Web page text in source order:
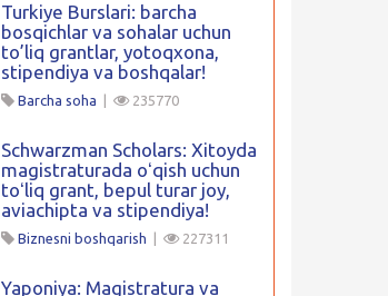
Turkiye Burslari: barcha
bosqichlar va sohalar uchun
to’liq grantlar, yotoqxona,
stipendiya va boshqalar!
Barcha soha 235770
Schwarzman Scholars: Xitoyda
magistraturada oʻqish uchun
toʻliq grant, bepul turar joy,
aviachipta va stipendiya!
Biznesni boshqarish 227311
Yaponiya: Magistratura va